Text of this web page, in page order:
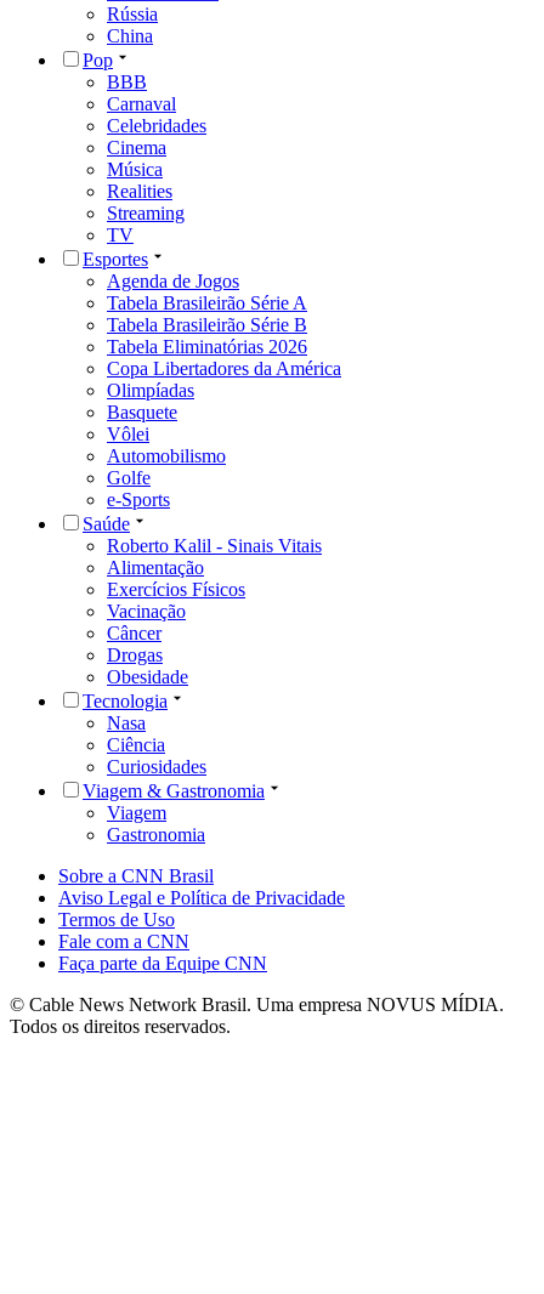
Rússia
China
Pop
BBB
Carnaval
Celebridades
Cinema
Música
Realities
Streaming
TV
Esportes
Agenda de Jogos
Tabela Brasileirão Série A
Tabela Brasileirão Série B
Tabela Eliminatórias 2026
Copa Libertadores da América
Olimpíadas
Basquete
Vôlei
Automobilismo
Golfe
e-Sports
Saúde
Roberto Kalil - Sinais Vitais
Alimentação
Exercícios Físicos
Vacinação
Câncer
Drogas
Obesidade
Tecnologia
Nasa
Ciência
Curiosidades
Viagem & Gastronomia
Viagem
Gastronomia
Sobre a CNN Brasil
Aviso Legal e Política de Privacidade
Termos de Uso
Fale com a CNN
Faça parte da Equipe CNN
© Cable News Network Brasil. Uma empresa NOVUS MÍDIA.
Todos os direitos reservados.